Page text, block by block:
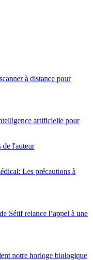
à distance pour
artificielle pour
de l'auteur
Les précautions à
Sétif relance l’appel à une
notre horloge biologique